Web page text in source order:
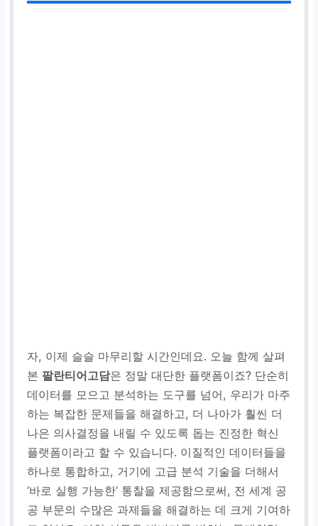
자, 이제 슬슬 마무리할 시간인데요. 오늘 함께 살펴
본 팔란티어고담은 정말 대단한 플랫폼이죠? 단순히
데이터를 모으고 분석하는 도구를 넘어, 우리가 마주
하는 복잡한 문제들을 해결하고, 더 나아가 훨씬 더
나은 의사결정을 내릴 수 있도록 돕는 진정한 혁신
플랫폼이라고 할 수 있습니다. 이질적인 데이터들을
하나로 통합하고, 거기에 고급 분석 기술을 더해서
‘바로 실행 가능한’ 통찰을 제공함으로써, 전 세계 공
공 부문의 수많은 과제들을 해결하는 데 크게 기여하